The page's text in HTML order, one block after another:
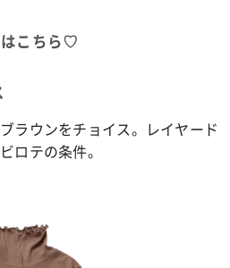
こちら♡
ラウンをチョイス。レイヤード
ロテの条件。